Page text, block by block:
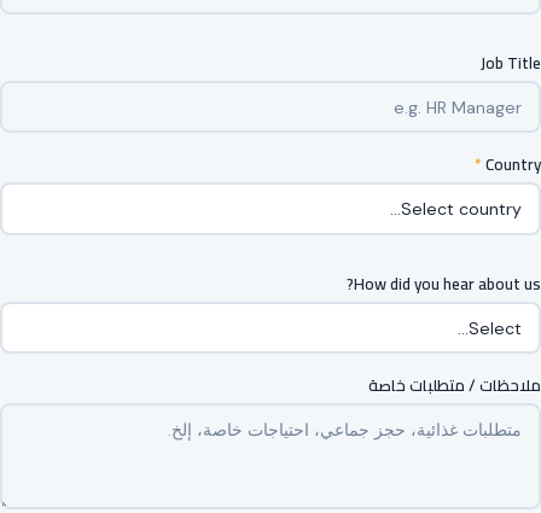
Job Title
Country
*
How did you hear about us?
ملاحظات / متطلبات خاصة